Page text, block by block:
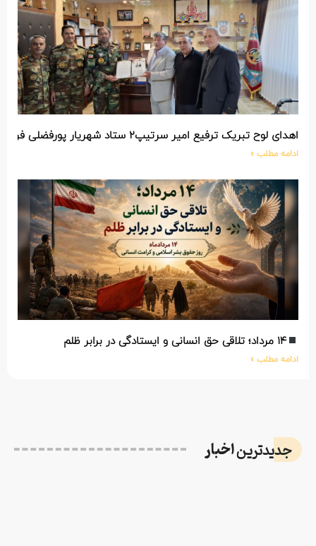
اهدای لوح تبریک ترفیع امیر سرتیپ۲ ستاد شهریار پورفضلی فرمانده تیپ ۳۶۴ شهید نصیرزاده نزاجا مستقر در مهاباد
ادامه مطلب »
۱۴ مرداد؛ تلاقی حق انسانی و ایستادگی در برابر ظلم
ادامه مطلب »
جدیدتریناخبار